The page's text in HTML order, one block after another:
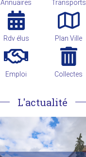
Annuaires Transports
Rdv élus Plan Ville
Emploi Collectes
L'actualité